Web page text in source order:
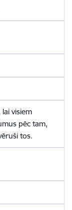
visiem
pēc tam,
tos.